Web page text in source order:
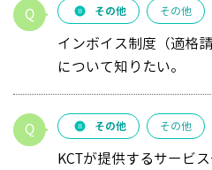
その他 その他
インボイス制度（適格
について知りたい。
その他 その他
KCTが提供するサービ